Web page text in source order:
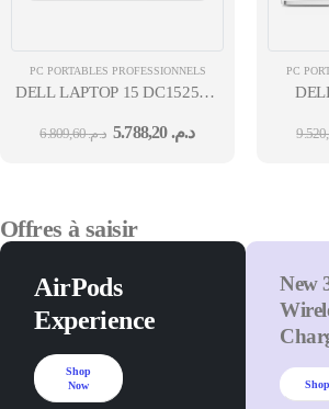
PC PORTABLES PROFESSIONNELS
DELL LAPTOP 15 DC15250 15.6'' INTEL
د.م.6.809,60 د.م.5.788,20
PC
8GO
Offres à saisir
AirPods
Experience
Shop
Now
New